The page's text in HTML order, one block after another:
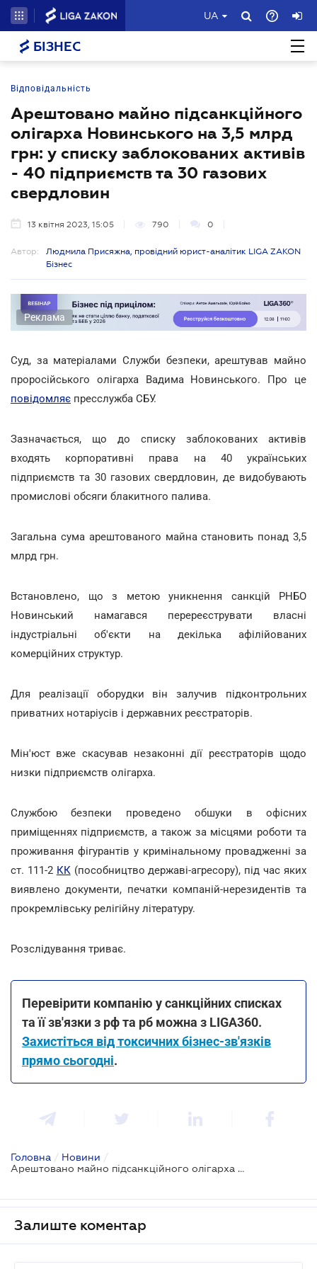
UA
БІЗНЕС
Відповідальність
Арештовано майно підсанкційного
олігарха Новинського на 3,5 млрд
грн: у списку заблокованих активів
- 40 підприємств та 30 газових
свердловин
13 квітня 2023, 15:05 790 0
Автор:
Людмила Присяжна, провідний юрист-аналітик LIGA ZAKON
Бізнес
Реклама
Суд, за матеріалами Служби безпеки, арештував майно
проросійського олігарха Вадима Новинського. Про це
повідомляє пресслужба СБУ.
Зазначається, що до списку заблокованих активів
входять корпоративні права на 40 українських
підприємств та 30 газових свердловин, де видобувають
промислові обсяги блакитного палива.
Загальна сума арештованого майна становить понад 3,5
млрд грн.
Встановлено, що з метою уникнення санкцій РНБО
Новинський намагався перереєструвати власні
індустріальні об'єкти на декілька афілійованих
комерційних структур.
Для реалізації оборудки він залучив підконтрольних
приватних нотаріусів і державних реєстраторів.
Мін'юст вже скасував незаконні дії реєстраторів щодо
низки підприємств олігарха.
Службою безпеки проведено обшуки в офісних
приміщеннях підприємств, а також за місцями роботи та
проживання фігурантів у кримінальному провадженні за
ст. 111-2 КК(пособництво державі-агресору), під час яких
виявлено документи, печатки компаній-нерезидентів та
прокремлівську релігійну літературу.
Розслідування триває.
Перевірити компанію у санкційних списках
та її зв'язки з рф та рб можна з LIGA360.
Захистіться від токсичних бізнес-зв'язків
прямо сьогодні.
Головна / Новини /
Арештовано майно підсанкційного олігарха Новинського на 3,5 млрд грн: у списку заблокованих активів - 40 підприємств та 30 газових свердловин
Залиште коментар